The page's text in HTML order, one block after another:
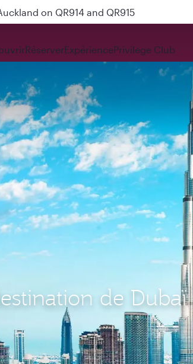
on QR914 and QR915
RéserverExpériencePrivilege Club
de Dubaï